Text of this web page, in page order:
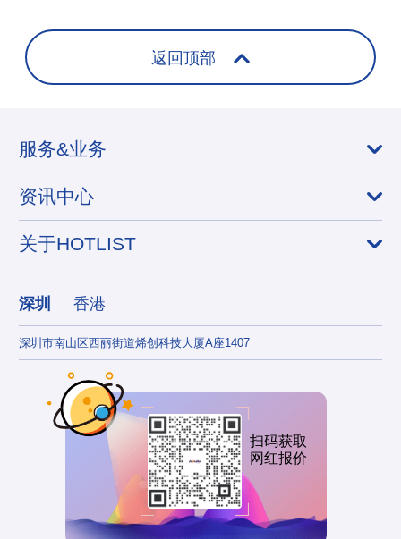
返回顶部
服务&业务
资讯中心
关于HOTLIST
深圳 香港
深圳市南山区西丽街道烯创科技大厦A座1407
扫码获取
网红报价